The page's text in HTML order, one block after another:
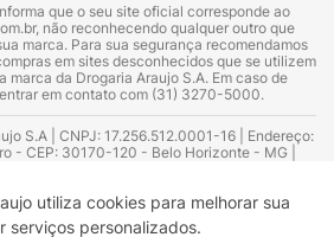
utiliza cookies para melhorar sua
serviços personalizados.
que o seu site oficial corresponde ao
não reconhecendo qualquer outro que
marca. Para sua segurança recomendamos
em sites desconhecidos que se utilizem
marca da Drogaria Araujo S.A. Em caso de
em contato com (31) 3270-5000.
S.A | CNPJ: 17.256.512.0001-16 | Endereço:
- CEP: 30170-120 - Belo Horizonte - MG |
| Yasmin Silva Alvarenga – CRF 52.584 -
Aguiar Pinheiro - CRF Nº 13.748. Alvará